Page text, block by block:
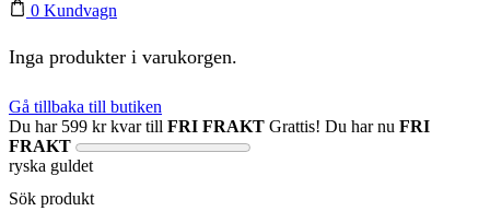
0 Kundvagn
Inga produkter i varukorgen.
Gå tillbaka till butiken
Du har 599 krkvar till FRI FRAKT Grattis! Du har nu FRI
FRAKT
ryska guldet
Sök produkt